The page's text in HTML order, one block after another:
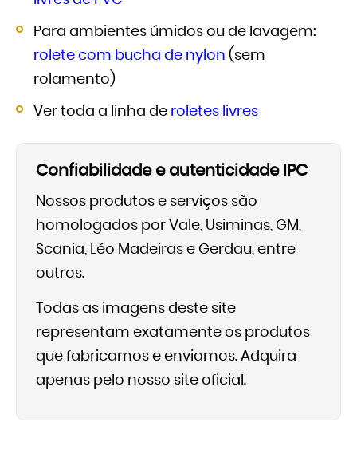
Para ambientes úmidos ou de lavagem:
rolete com bucha de nylon (sem
rolamento)
Ver toda a linha de roletes livres
Confiabilidade e autenticidade IPC
Nossos produtos e serviços são
homologados por Vale, Usiminas, GM,
Scania, Léo Madeiras e Gerdau, entre
outros.
Todas as imagens deste site
representam exatamente os produtos
que fabricamos e enviamos. Adquira
apenas pelo nosso site oficial.